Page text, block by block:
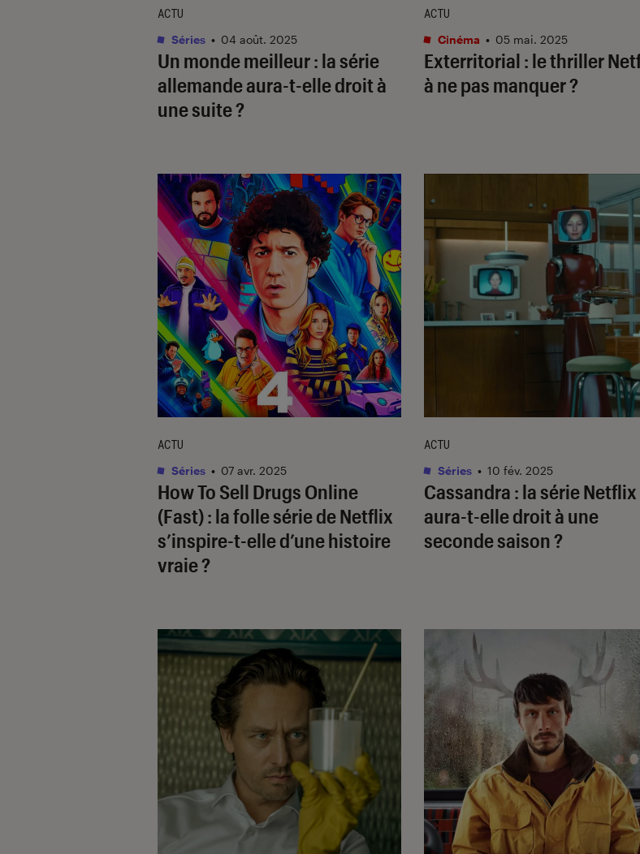
Un monde meilleur: la série
allemande aura-t-elle droit à
une suite ?
ACTU
Séries • 04 août. 2025
Exterritorial : le thriller
à ne pas manquer ?
ACTU
Cinéma • 05 mai. 2025
How To Sell Drugs Online
(Fast): la folle série de Netflix
s’inspire-t-elle d’une histoire
vraie ?
ACTU
Séries • 07 avr. 2025
Cassandra : la série Netflix
aura-t-elle droit à une
seconde saison ?
ACTU
Séries • 10 fév. 2025